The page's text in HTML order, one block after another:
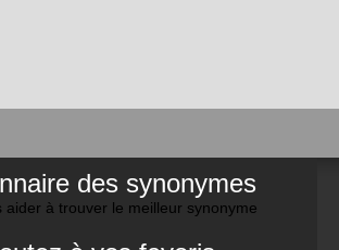
des synonymes
aider à trouver le meilleur synonyme